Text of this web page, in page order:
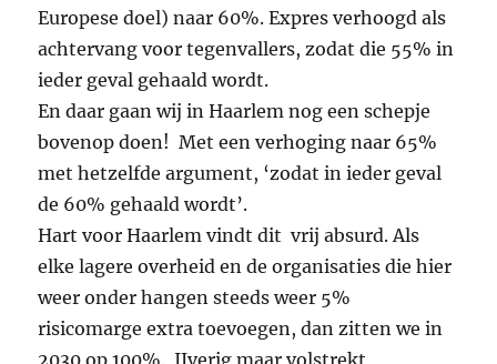
Europese doel) naar 60%. Expres verhoogd als
achtervang voor tegenvallers, zodat die 55% in
ieder geval gehaald wordt.
En daar gaan wij in Haarlem nog een schepje
bovenop doen! Met een verhoging naar 65%
met hetzelfde argument, ‘zodat in ieder geval
de 60% gehaald wordt’.
Hart voor Haarlem vindt dit vrij absurd. Als
elke lagere overheid en de organisaties die hier
weer onder hangen steeds weer 5%
risicomarge extra toevoegen, dan zitten we in